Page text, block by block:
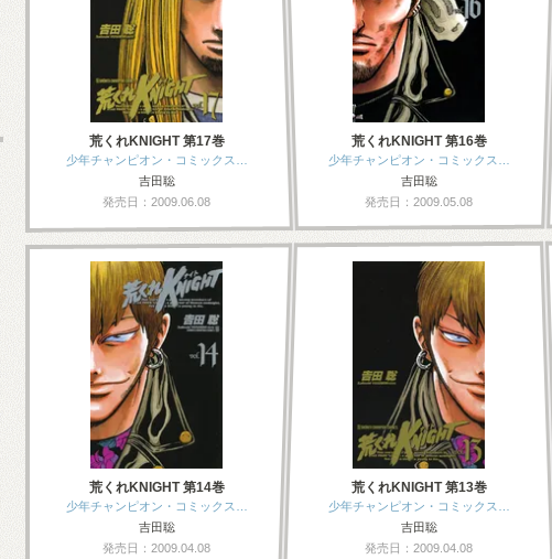
荒くれKNIGHT 第17巻
少年チャンピオン・コミックス…
吉田聡
発売日：2009.06.08
荒くれKNIGHT 第16巻
少年チャンピオン・コミックス…
吉田聡
発売日：2009.05.08
荒くれKNIGHT 第14巻
少年チャンピオン・コミックス…
吉田聡
発売日：2009.04.08
荒くれKNIGHT 第13巻
少年チャンピオン・コミックス…
吉田聡
発売日：2009.04.08